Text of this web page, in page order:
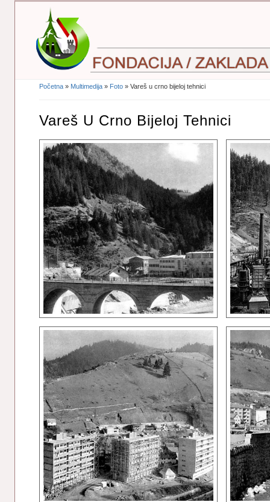
Vi Ste Ovdje
Početna » Multimedija » Foto » Vareš u crno bijeloj tehnici
Vareš U Crno Bijeloj Tehnici